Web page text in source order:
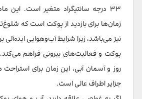
۳۳ درجه سانتیگراد متغیر است. این
زمان‌ها برای بازدید از پوکت است که
نیز می‌باشد، زیرا شرایط آب‌وهوایی ایده‌آلی
روز و آسمان آبی، این زمان برای
جزایر اطراف عالی است.